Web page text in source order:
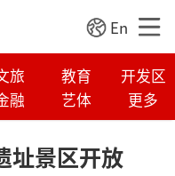
En
旅 教育
开发区
融 艺体 更多
址景区开放